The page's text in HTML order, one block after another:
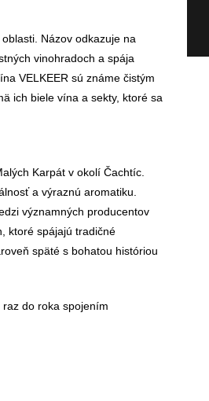
Názov odkazuje na
vinohradoch a spája
VELKEER sú známe čistým
ich biele vína a sekty, ktoré sa
Karpát v okolí Čachtíc.
a výraznú aromatiku.
významných producentov
ktoré spájajú tradičné
späté s bohatou históriou
do roka spojením